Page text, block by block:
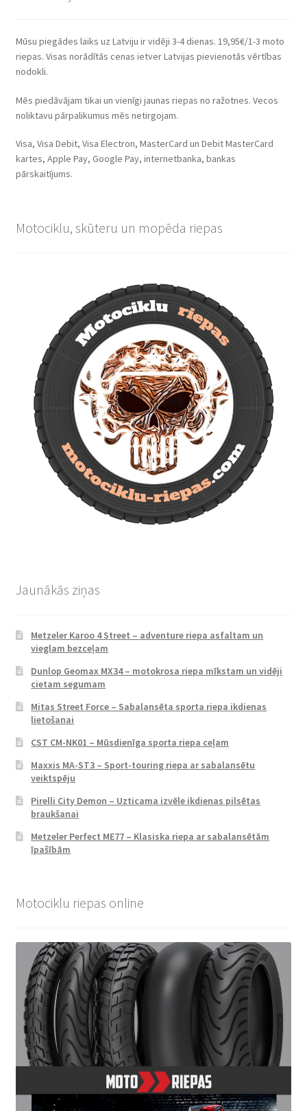
Mūsu piegādes laiks uz Latviju ir vidēji 3-4 dienas. 19,95€/1-3 moto
riepas. Visas norādītās cenas ietver Latvijas pievienotās vērtības
nodokli.
Mēs piedāvājam tikai un vienīgi jaunas riepas no ražotnes. Vecos
noliktavu pārpalikumus mēs netirgojam.
Visa, Visa Debit, Visa Electron, MasterCard un Debit MasterCard
kartes, Apple Pay, Google Pay, internetbanka, bankas
pārskaitījums.
Motociklu, skūteru un mopēda riepas
Jaunākās ziņas
Metzeler Karoo 4 Street – adventure riepa asfaltam un
vieglam bezceļam
Dunlop Geomax MX34 – motokrosa riepa mīkstam un vidēji
cietam segumam
Mitas Street Force – Sabalansēta sporta riepa ikdienas
lietošanai
CST CM-NK01 – Mūsdienīga sporta riepa ceļam
Maxxis MA-ST3 – Sport-touring riepa ar sabalansētu
veiktspēju
Pirelli City Demon – Uzticama izvēle ikdienas pilsētas
braukšanai
Metzeler Perfect ME77 – Klasiska riepa ar sabalansētām
īpašībām
Motociklu riepas online